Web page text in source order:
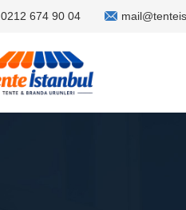
0212 674 90 04